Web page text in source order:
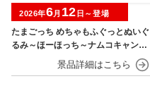
たまごっち めちゃもふぐっとぬいぐ
るみ～ほーほっち～ナムコキャンペ
2026年6月 12 日～登場